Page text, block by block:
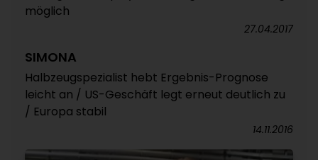
möglich
27.04.2017
SIMONA
Halbzeugspezialist hebt Ergebnis-Prognose
leicht an / US-Geschäft legt erneut deutlich zu
/ Europa stabil
14.11.2016